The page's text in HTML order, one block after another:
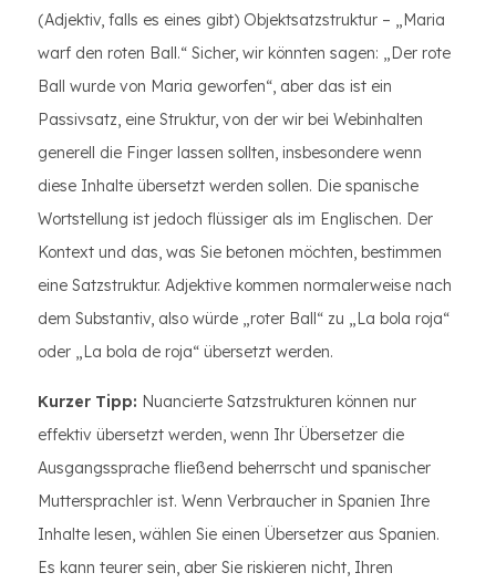
(Adjektiv, falls es eines gibt) Objektsatzstruktur – „Maria
warf den roten Ball.“ Sicher, wir könnten sagen: „Der rote
Ball wurde von Maria geworfen“, aber das ist ein
Passivsatz, eine Struktur, von der wir bei Webinhalten
generell die Finger lassen sollten, insbesondere wenn
diese Inhalte übersetzt werden sollen. Die spanische
Wortstellung ist jedoch flüssiger als im Englischen. Der
Kontext und das, was Sie betonen möchten, bestimmen
eine Satzstruktur. Adjektive kommen normalerweise nach
dem Substantiv, also würde „roter Ball“ zu „La bola roja“
oder „La bola de roja“ übersetzt werden.
Kurzer Tipp: Nuancierte Satzstrukturen können nur
effektiv übersetzt werden, wenn Ihr Übersetzer die
Ausgangssprache fließend beherrscht und spanischer
Muttersprachler ist. Wenn Verbraucher in Spanien Ihre
Inhalte lesen, wählen Sie einen Übersetzer aus Spanien.
Es kann teurer sein, aber Sie riskieren nicht, Ihren